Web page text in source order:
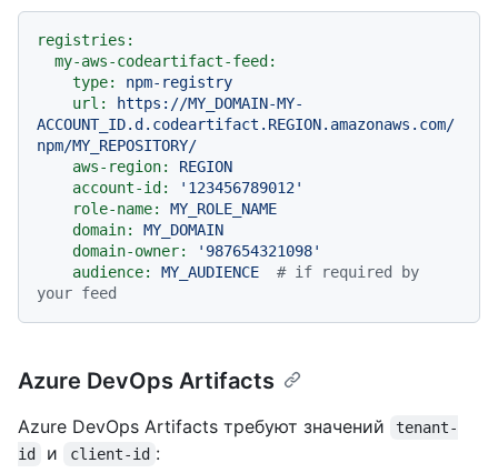
registries:
my-aws-codeartifact-feed:
type:
npm-registry
url:
https://MY_DOMAIN-MY-
ACCOUNT_ID.d.codeartifact.REGION.amazonaws.com/
npm/MY_REPOSITORY/
aws-region:
REGION
account-id:
'123456789012'
role-name:
MY_ROLE_NAME
domain:
MY_DOMAIN
domain-owner:
'987654321098'
audience:
MY_AUDIENCE
# if required by
your feed
Azure DevOps Artifacts
Azure DevOps Artifacts требуют значений
tenant-
id
и client-id :